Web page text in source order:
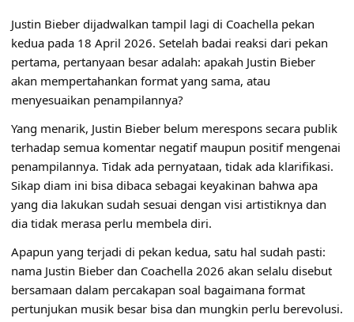
Justin Bieber dijadwalkan tampil lagi di Coachella pekan
kedua pada 18 April 2026. Setelah badai reaksi dari pekan
pertama, pertanyaan besar adalah: apakah Justin Bieber
akan mempertahankan format yang sama, atau
menyesuaikan penampilannya?
Yang menarik, Justin Bieber belum merespons secara publik
terhadap semua komentar negatif maupun positif mengenai
penampilannya. Tidak ada pernyataan, tidak ada klarifikasi.
Sikap diam ini bisa dibaca sebagai keyakinan bahwa apa
yang dia lakukan sudah sesuai dengan visi artistiknya dan
dia tidak merasa perlu membela diri.
Apapun yang terjadi di pekan kedua, satu hal sudah pasti:
nama Justin Bieber dan Coachella 2026 akan selalu disebut
bersamaan dalam percakapan soal bagaimana format
pertunjukan musik besar bisa dan mungkin perlu berevolusi.